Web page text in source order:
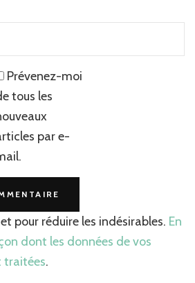
Prévenez-moi
tous les
par e-
pour réduire les indésirables. En
dont les données de vos
traitées.